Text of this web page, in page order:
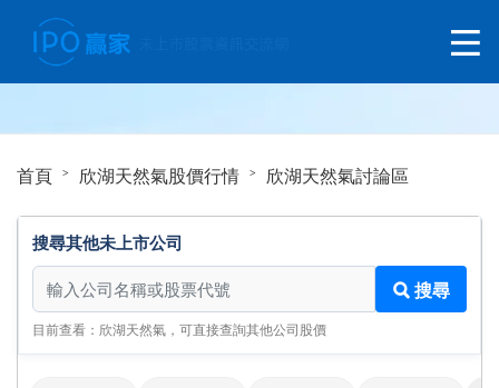
首頁 欣湖天然氣股價行情 欣湖天然氣討論區
搜尋其他未上市公司
搜尋其他未上市公司
搜尋
目前查看：欣湖天然氣，可直接查詢其他公司股價